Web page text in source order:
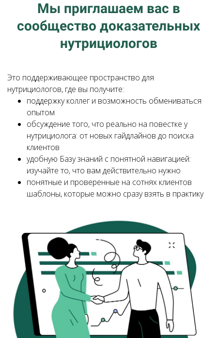
Мы приглашаем вас в
сообщество доказательных
нутрициологов
Это поддерживающее пространство для
нутрициологов, где вы получите:
поддержку коллег и возможность обмениваться
опытом
обсуждение того, что реально на повестке у
нутрициолога: от новых гайдлайнов до поиска
клиентов
удобную Базу знаний с понятной навигацией:
изучайте то, что вам действительно нужно
понятные и проверенные на сотнях клиентов
шаблоны, которые можно сразу взять в практику